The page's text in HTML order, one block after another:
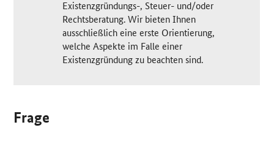
Existenzgründungs-, Steuer- und/oder
Rechtsberatung. Wir bieten Ihnen
ausschließlich eine erste Orientierung,
welche Aspekte im Falle einer
Existenzgründung zu beachten sind.
Frage